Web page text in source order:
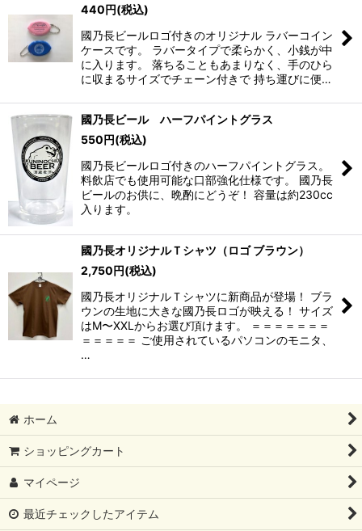
440円(税込)
國乃長ビールロゴ付きのオリジナル ラバーコイン
ケースです。 ラバータイプで柔らかく、小銭が中
に入ります。 落ちることもあまりなく、手のひら
に収まるサイズでチェーン付きで 持ち運びに便…
國乃長ビール ハーフパイントグラス
550円(税込)
國乃長ビールロゴ付きのハーフパイントグラス。
料飲店でも使用可能な口部強化仕様です。 國乃長
ビールのお供に、晩酌にどうぞ！ 容量は約230cc
入ります。
國乃長オリジナルＴシャツ（ロゴ ブラウン）
2,750円(税込)
國乃長オリジナルＴシャツに新商品が登場！ ブラ
ウンの生地に大きな國乃長ロゴが映える！ サイズ
はM〜XXLからお選び頂けます。 ＝＝＝＝＝＝＝
＝＝＝＝＝ ご使用されているパソコンのモニタ、
…
ホーム
ショッピングカート
マイページ
最近チェックしたアイテム